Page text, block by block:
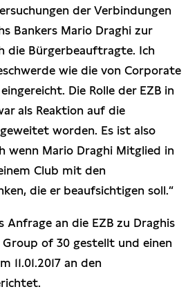
der Verbindungen
Bankers Mario Draghi zur
die Bürgerbeauftragte. Ich
wie die von Corporate
Die Rolle der EZB in
als Reaktion auf die
worden. Es ist also
wenn Mario Draghi Mitglied in
Club mit den
die er beaufsichtigen soll.“
Anfrage an die EZB zu Draghis
of 30 gestellt und einen
11.01.2017 an den